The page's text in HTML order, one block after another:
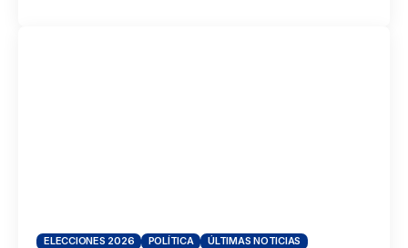
ELECCIONES 2026 POLÍTICA ÚLTIMAS NOTICIAS